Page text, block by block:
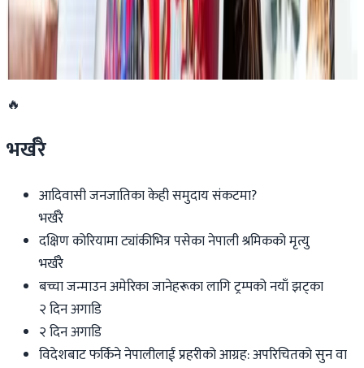
डार्विनमा नेपाल फेस्टिभल हुँदै
२०२६ जुन ११
🔥
भर्खरै
आदिवासी जनजातिका केही समुदाय संकटमा?
भर्खरै
दक्षिण कोरियामा ट्यांकीभित्र पसेका नेपाली श्रमिकको मृत्यु
भर्खरै
बच्चा जन्माउन अमेरिका जानेहरूका लागि ट्रम्पको नयाँ झट्का
२ दिन अगाडि
२ दिन अगाडि
विदेशबाट फर्किने नेपालीलाई प्रहरीको आग्रह: अपरिचितको सुन वा